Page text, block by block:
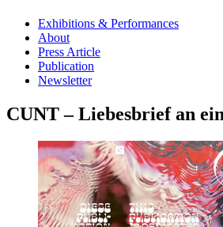
Exhibitions & Performances
About
Press Article
Publication
Newsletter
CUNT – Liebesbrief an